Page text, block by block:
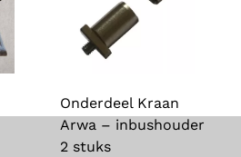
Onderdeel Kraan
Arwa – inbushouder
2 stuks